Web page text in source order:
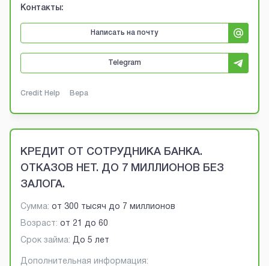
Контакты:
Написать на почту
Telegram
Credit Help Вера
КРЕДИТ ОТ СОТРУДНИКА БАНКА.
ОТКАЗОВ НЕТ. ДО 7 МИЛЛИОНОВ БЕЗ
ЗАЛОГА.
Сумма: от 300 тысяч до 7 миллионов
Возраст: от 21 до 60
Срок займа: До 5 лет
Дополнительная информация: